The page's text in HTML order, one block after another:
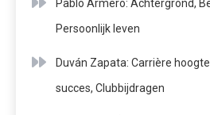
Pablo Armero: Achtergrond,
Persoonlijk leven
Duván Zapata: Carrière
succes, Clubbijdragen